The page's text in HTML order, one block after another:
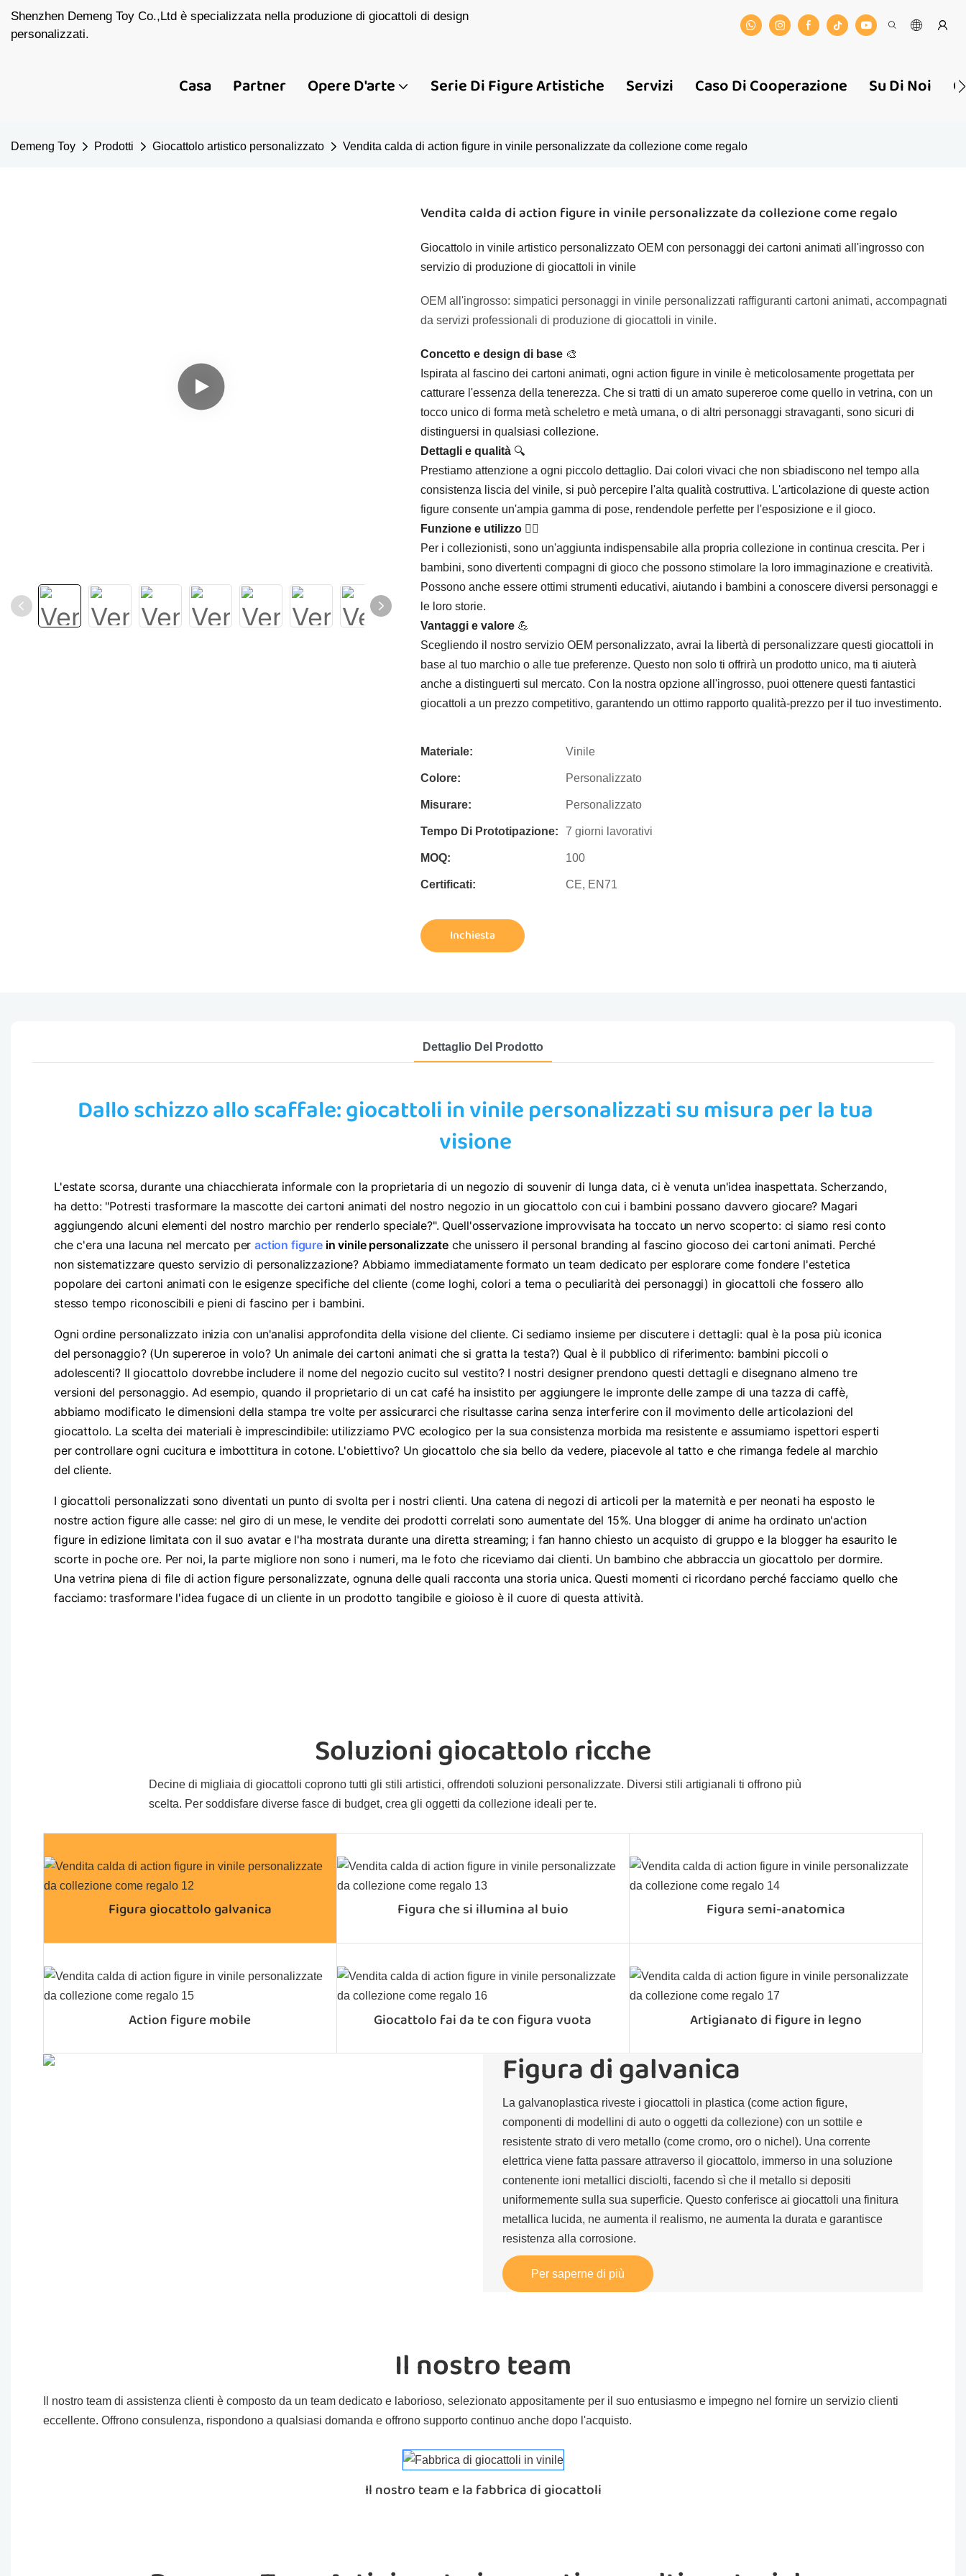
Shenzhen Demeng Toy Co.,Ltd è specializzata nella produzione di giocattoli di design
personalizzati.
Casa Partner Opere D'arte Serie Di Figure Artistiche Servizi Caso Di Cooperazione Su Di Noi
Demeng Toy Prodotti Giocattolo artistico personalizzato Vendita calda di action figure in vinile personalizzate da collezione come regalo
Vendita calda di action figure in vinile personalizzate da collezione come regalo
Giocattolo in vinile artistico personalizzato OEM con personaggi dei cartoni animati all'ingrosso con
servizio di produzione di giocattoli in vinile
OEM all'ingrosso: simpatici personaggi in vinile personalizzati raffiguranti cartoni animati, accompagnati
da servizi professionali di produzione di giocattoli in vinile.
Concetto e design di base ​ 🎨
Ispirata al fascino dei cartoni animati, ogni action figure in vinile è meticolosamente progettata per
catturare l'essenza della tenerezza. Che si tratti di un amato supereroe come quello in vetrina, con un
tocco unico di forma metà scheletro e metà umana, o di altri personaggi stravaganti, sono sicuri di
distinguersi in qualsiasi collezione.
Dettagli e qualità ​ 🔍
Prestiamo attenzione a ogni piccolo dettaglio. Dai colori vivaci che non sbiadiscono nel tempo alla
consistenza liscia del vinile, si può percepire l'alta qualità costruttiva. L'articolazione di queste action
figure consente un'ampia gamma di pose, rendendole perfette per l'esposizione e il gioco.
Funzione e utilizzo 🤸‍♂️
Per i collezionisti, sono un'aggiunta indispensabile alla propria collezione in continua crescita. Per i
bambini, sono divertenti compagni di gioco che possono stimolare la loro immaginazione e creatività.
Possono anche essere ottimi strumenti educativi, aiutando i bambini a conoscere diversi personaggi e
le loro storie.
Vantaggi e valore ​ 💪
Scegliendo il nostro servizio OEM personalizzato, avrai la libertà di personalizzare questi giocattoli in
base al tuo marchio o alle tue preferenze. Questo non solo ti offrirà un prodotto unico, ma ti aiuterà
anche a distinguerti sul mercato. Con la nostra opzione all'ingrosso, puoi ottenere questi fantastici
giocattoli a un prezzo competitivo, garantendo un ottimo rapporto qualità-prezzo per il tuo investimento.
Materiale: Vinile
Colore: Personalizzato
Misurare: Personalizzato
Tempo Di Prototipazione: 7 giorni lavorativi
MOQ: 100
Certificati: CE, EN71
Inchiesta
Dettaglio Del Prodotto
Dallo schizzo allo scaffale: giocattoli in vinile personalizzati su misura per la tua
visione
L'estate scorsa, durante una chiacchierata informale con la proprietaria di un negozio di souvenir di lunga data, ci è venuta un'idea inaspettata. Scherzando,
ha detto: "Potresti trasformare la mascotte dei cartoni animati del nostro negozio in un giocattolo con cui i bambini possano davvero giocare? Magari
aggiungendo alcuni elementi del nostro marchio per renderlo speciale?". Quell'osservazione improvvisata ha toccato un nervo scoperto: ci siamo resi conto
che c'era una lacuna nel mercato peraction figure in vinile personalizzate che unissero il personal branding al fascino giocoso dei cartoni animati. Perché
non sistematizzare questo servizio di personalizzazione? Abbiamo immediatamente formato un team dedicato per esplorare come fondere l'estetica
popolare dei cartoni animati con le esigenze specifiche del cliente (come loghi, colori a tema o peculiarità dei personaggi) in giocattoli che fossero allo
stesso tempo riconoscibili e pieni di fascino per i bambini.
Ogni ordine personalizzato inizia con un'analisi approfondita della visione del cliente. Ci sediamo insieme per discutere i dettagli: qual è la posa più iconica
del personaggio? (Un supereroe in volo? Un animale dei cartoni animati che si gratta la testa?) Qual è il pubblico di riferimento: bambini piccoli o
adolescenti? Il giocattolo dovrebbe includere il nome del negozio cucito sul vestito? I nostri designer prendono questi dettagli e disegnano almeno tre
versioni del personaggio. Ad esempio, quando il proprietario di un cat café ha insistito per aggiungere le impronte delle zampe di una tazza di caffè,
abbiamo modificato le dimensioni della stampa tre volte per assicurarci che risultasse carina senza interferire con il movimento delle articolazioni del
giocattolo. La scelta dei materiali è imprescindibile: utilizziamo PVC ecologico per la sua consistenza morbida ma resistente e assumiamo ispettori esperti
per controllare ogni cucitura e imbottitura in cotone. L'obiettivo? Un giocattolo che sia bello da vedere, piacevole al tatto e che rimanga fedele al marchio
del cliente.
I giocattoli personalizzati sono diventati un punto di svolta per i nostri clienti. Una catena di negozi di articoli per la maternità e per neonati ha esposto le
nostre action figure alle casse: nel giro di un mese, le vendite dei prodotti correlati sono aumentate del 15%. Una blogger di anime ha ordinato un'action
figure in edizione limitata con il suo avatar e l'ha mostrata durante una diretta streaming; i fan hanno chiesto un acquisto di gruppo e la blogger ha esaurito le
scorte in poche ore. Per noi, la parte migliore non sono i numeri, ma le foto che riceviamo dai clienti. Un bambino che abbraccia un giocattolo per dormire.
Una vetrina piena di file di action figure personalizzate, ognuna delle quali racconta una storia unica. Questi momenti ci ricordano perché facciamo quello che
facciamo: trasformare l'idea fugace di un cliente in un prodotto tangibile e gioioso è il cuore di questa attività.
Soluzioni giocattolo ricche
Decine di migliaia di giocattoli coprono tutti gli stili artistici, offrendoti soluzioni personalizzate. Diversi stili artigianali ti offrono più
scelta. Per soddisfare diverse fasce di budget, crea gli oggetti da collezione ideali per te.
Figura giocattolo galvanica Figura che si illumina al buio Figura semi-anatomica
Action figure mobile Giocattolo fai da te con figura vuota Artigianato di figure in legno
Figura di galvanica
La galvanoplastica riveste i giocattoli in plastica (come action figure,
componenti di modellini di auto o oggetti da collezione) con un sottile e
resistente strato di vero metallo (come cromo, oro o nichel). Una corrente
elettrica viene fatta passare attraverso il giocattolo, immerso in una soluzione
contenente ioni metallici disciolti, facendo sì che il metallo si depositi
uniformemente sulla sua superficie. Questo conferisce ai giocattoli una finitura
metallica lucida, ne aumenta il realismo, ne aumenta la durata e garantisce
resistenza alla corrosione.
Per saperne di più
Il nostro team
Il nostro team di assistenza clienti è composto da un team dedicato e laborioso, selezionato appositamente per il suo entusiasmo e impegno nel fornire un servizio clienti
eccellente. Offrono consulenza, rispondono a qualsiasi domanda e offrono supporto continuo anche dopo l'acquisto.
Il nostro team e la fabbrica di giocattoli